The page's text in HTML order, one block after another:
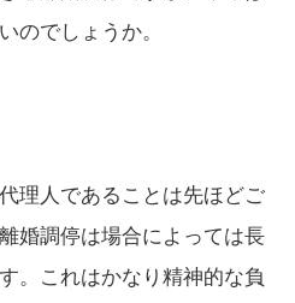
のでしょうか。
理人であることは先ほどご
婚調停は場合によっては長
。これはかなり精神的な負